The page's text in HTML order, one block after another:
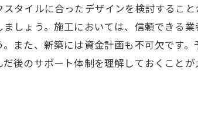
タイルに合ったデザインを検討するこ
しょう。施工においては、信頼できる
また、新築には資金計画も不可欠です
後のサポート体制を理解しておくこと